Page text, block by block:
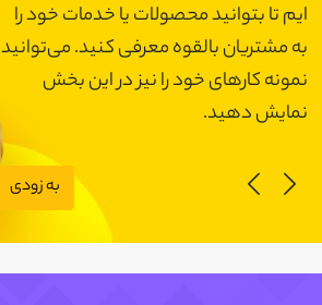
ایم تا بتوانید محصولات یا خدمات خود را
به مشتریان بالقوه معرفی کنید. می‌توانید
نمونه کارهای خود را نیز در این بخش
نمایش دهید.
به زودی